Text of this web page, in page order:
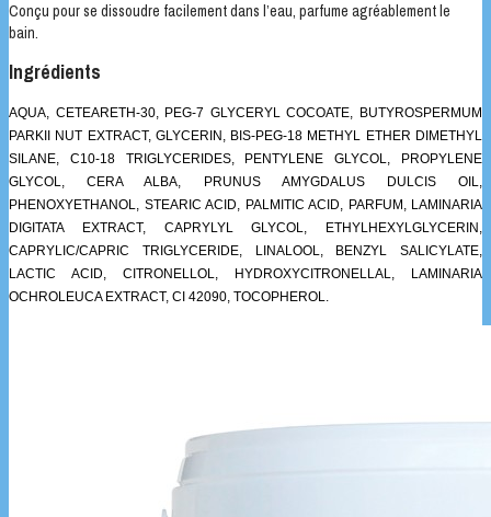
Conçu pour se dissoudre facilement dans l’eau, parfume agréablement le
bain.
Ingrédients
AQUA, CETEARETH-30, PEG-7 GLYCERYL COCOATE, BUTYROSPERMUM
PARKII NUT EXTRACT, GLYCERIN, BIS-PEG-18 METHYL ETHER DIMETHYL
SILANE, C10-18 TRIGLYCERIDES, PENTYLENE GLYCOL, PROPYLENE
GLYCOL, CERA ALBA, PRUNUS AMYGDALUS DULCIS OIL,
PHENOXYETHANOL, STEARIC ACID, PALMITIC ACID, PARFUM, LAMINARIA
DIGITATA EXTRACT, CAPRYLYL GLYCOL, ETHYLHEXYLGLYCERIN,
CAPRYLIC/CAPRIC TRIGLYCERIDE, LINALOOL, BENZYL SALICYLATE,
LACTIC ACID, CITRONELLOL, HYDROXYCITRONELLAL, LAMINARIA
OCHROLEUCA EXTRACT, CI 42090, TOCOPHEROL.